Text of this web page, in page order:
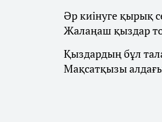
Әр киінуге қырық
Жалаңаш қыздар
Қыздардың бұл
Мақсатқызы